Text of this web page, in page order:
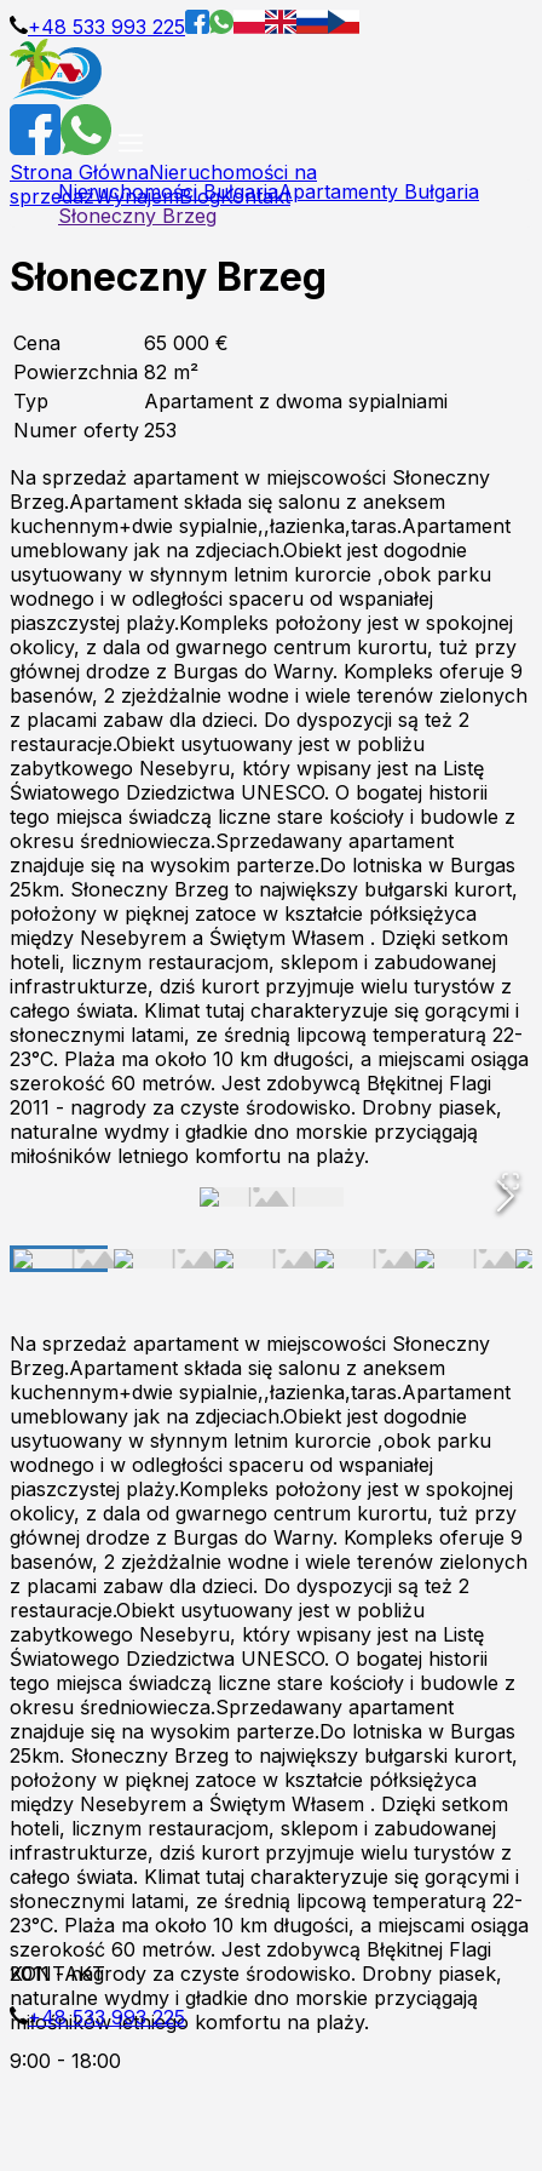
+48 533 993 225
Strona GłównaNieruchomości na
sprzedażWynajemBlogKontakt
Nieruchomości BułgariaApartamenty Bułgaria
Słoneczny Brzeg
Słoneczny Brzeg
Cena
65 000 €
Powierzchnia 82 m²
Typ
Apartament z dwoma sypialniami
Numer oferty 253
Na sprzedaż apartament w miejscowości Słoneczny
Brzeg.Apartament składa się salonu z aneksem
kuchennym+dwie sypialnie,,łazienka,taras.Apartament
umeblowany jak na zdjeciach.Obiekt jest dogodnie
usytuowany w słynnym letnim kurorcie ,obok parku
wodnego i w odległości spaceru od wspaniałej
piaszczystej plaży.Kompleks położony jest w spokojnej
okolicy, z dala od gwarnego centrum kurortu, tuż przy
głównej drodze z Burgas do Warny. Kompleks oferuje 9
basenów, 2 zjeżdżalnie wodne i wiele terenów zielonych
z placami zabaw dla dzieci. Do dyspozycji są też 2
restauracje.Obiekt usytuowany jest w pobliżu
zabytkowego Nesebyru, który wpisany jest na Listę
Światowego Dziedzictwa UNESCO. O bogatej historii
tego miejsca świadczą liczne stare kościoły i budowle z
okresu średniowiecza.Sprzedawany apartament
znajduje się na wysokim parterze.Do lotniska w Burgas
25km. Słoneczny Brzeg to największy bułgarski kurort,
położony w pięknej zatoce w kształcie półksiężyca
między Nesebyrem a Świętym Własem . Dzięki setkom
hoteli, licznym restauracjom, sklepom i zabudowanej
infrastrukturze, dziś kurort przyjmuje wielu turystów z
całego świata. Klimat tutaj charakteryzuje się gorącymi i
słonecznymi latami, ze średnią lipcową temperaturą 22-
23°C. Plaża ma około 10 km długości, a miejscami osiąga
szerokość 60 metrów. Jest zdobywcą Błękitnej Flagi
2011 - nagrody za czyste środowisko. Drobny piasek,
naturalne wydmy i gładkie dno morskie przyciągają
miłośników letniego komfortu na plaży.
Na sprzedaż apartament w miejscowości Słoneczny
Brzeg.Apartament składa się salonu z aneksem
kuchennym+dwie sypialnie,,łazienka,taras.Apartament
umeblowany jak na zdjeciach.Obiekt jest dogodnie
usytuowany w słynnym letnim kurorcie ,obok parku
wodnego i w odległości spaceru od wspaniałej
piaszczystej plaży.Kompleks położony jest w spokojnej
okolicy, z dala od gwarnego centrum kurortu, tuż przy
głównej drodze z Burgas do Warny. Kompleks oferuje 9
basenów, 2 zjeżdżalnie wodne i wiele terenów zielonych
z placami zabaw dla dzieci. Do dyspozycji są też 2
restauracje.Obiekt usytuowany jest w pobliżu
zabytkowego Nesebyru, który wpisany jest na Listę
Światowego Dziedzictwa UNESCO. O bogatej historii
tego miejsca świadczą liczne stare kościoły i budowle z
okresu średniowiecza.Sprzedawany apartament
znajduje się na wysokim parterze.Do lotniska w Burgas
25km. Słoneczny Brzeg to największy bułgarski kurort,
położony w pięknej zatoce w kształcie półksiężyca
między Nesebyrem a Świętym Własem . Dzięki setkom
hoteli, licznym restauracjom, sklepom i zabudowanej
infrastrukturze, dziś kurort przyjmuje wielu turystów z
całego świata. Klimat tutaj charakteryzuje się gorącymi i
słonecznymi latami, ze średnią lipcową temperaturą 22-
23°C. Plaża ma około 10 km długości, a miejscami osiąga
szerokość 60 metrów. Jest zdobywcą Błękitnej Flagi
2011 - nagrody za czyste środowisko. Drobny piasek,
naturalne wydmy i gładkie dno morskie przyciągają
miłośników letniego komfortu na plaży.
KONTAKT
+48 533 993 225
9:00 - 18:00